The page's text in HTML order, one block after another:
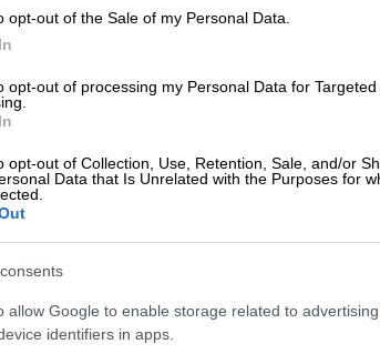
opt-out of the Sale of my Personal Data.
opt-out of processing my Personal Data for Targeted
opt-out of Collection, Use, Retention, Sale, and/or
Data that Is Unrelated with the Purposes for
allow Google to enable storage related to
identifiers in apps.
πέντε ετών.
πως
δεν κατάφεραν να το επαναφέρουν
notospress.gr
αναμένεται να ρίξει η